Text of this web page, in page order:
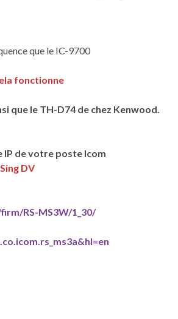
que le IC-9700
fonctionne
que le TH-D74 de chez Kenwood.
IP de votre poste Icom
DV
RS-MS3W/1_30/